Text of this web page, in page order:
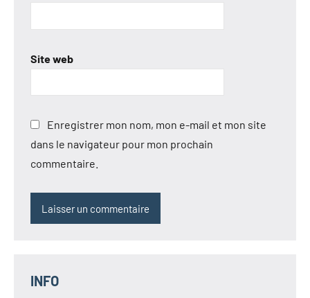
Site web
Enregistrer mon nom, mon e-mail et mon site
dans le navigateur pour mon prochain
commentaire.
INFO